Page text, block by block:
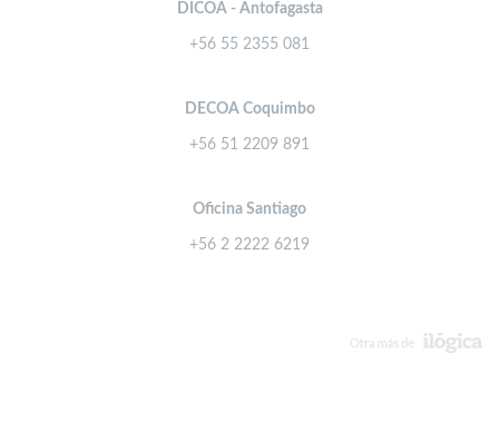
DICOA - Antofagasta
+56 55 2355 081
DECOA Coquimbo
+56 51 2209 891
Oficina Santiago
+56 2 2222 6219